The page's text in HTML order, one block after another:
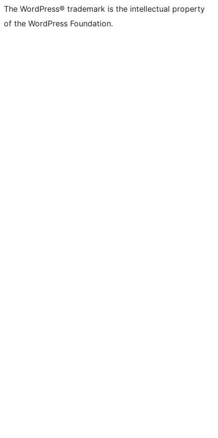
The WordPress® trademark is the intellectual property
of the WordPress Foundation.